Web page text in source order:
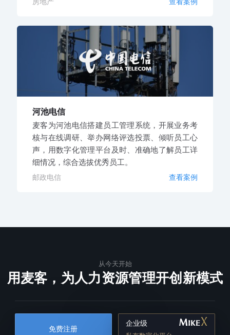
河池电信
麦客为河池电信搭建员工管理系统，开展业务考
核与在线调研、举办网络评选投票、倾听员工心
声，用数字化管理平台及时、准确地了解员工详
细情况，综合选拔优秀员工。
邮政电信 查看案例
从今天开始
用麦客，为人力资源管理开创新模式
免费注册
企业级